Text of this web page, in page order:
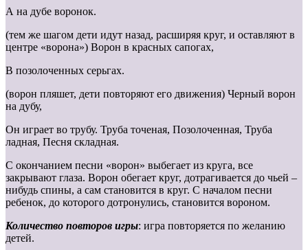
А на дубе воронок.
(тем же шагом дети идут назад, расширяя круг, и оставляют в
центре «ворона») Ворон в красных сапогах,
В позолоченных серьгах.
(ворон пляшет, дети повторяют его движения) Черный ворон
на дубу,
Он играет во трубу. Труба точеная, Позолоченная, Труба
ладная, Песня складная.
С окончанием песни «ворон» выбегает из круга, все
закрывают глаза. Ворон обегает круг, дотрагивается до чьей –
нибудь спины, а сам становится в круг. С началом песни
ребенок, до которого дотронулись, становится вороном.
Количество повторов игры: игра повторяется по желанию
детей.